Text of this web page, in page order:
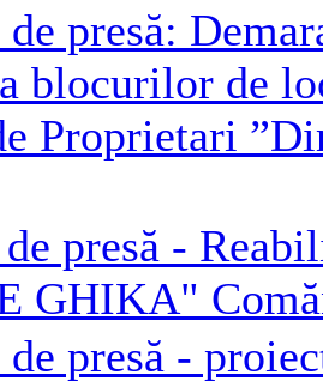
presă:
blocurilor de
Proprietari
presă -
GHIKA"
presă -